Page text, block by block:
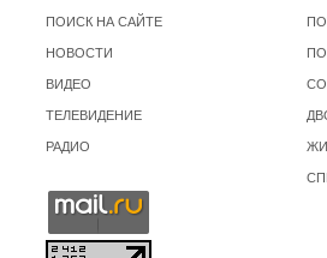
ПОИСК НА САЙТЕ
НОВОСТИ
ВИДЕО
ТЕЛЕВИДЕНИЕ
РАДИО